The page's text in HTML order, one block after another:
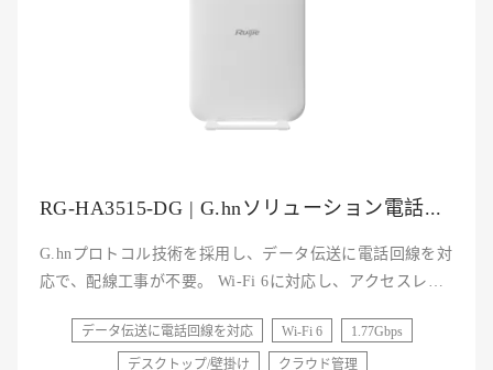
G.hnプロトコル技術を採用し、データ伝送に電話回線を対
応で、配線工事が不要。 Wi-Fi 6に対応し、アクセスレー
配が可能。 設定不要、入居者自身で設置可能。 JaCSクラ
ウド管理、迅速な故障位置特定、遠隔故障修理、より効率
データ伝送に電話回線を対応 Wi-Fi 6 1.77Gbps
デスクトップ/壁掛け クラウド管理